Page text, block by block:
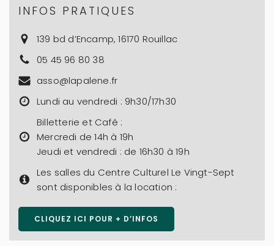
INFOS PRATIQUES
139 bd d’Encamp, 16170 Rouillac
05 45 96 80 38​​
asso@lapalene.fr
Lundi au vendredi : 9h30/17h30
Billetterie et Café :
Mercredi de 14h à 19h
Jeudi et vendredi : de 16h30 à 19h
Les salles du Centre Culturel Le Vingt-Sept
sont disponibles à la location :
CLIQUEZ ICI POUR + D’INFOS